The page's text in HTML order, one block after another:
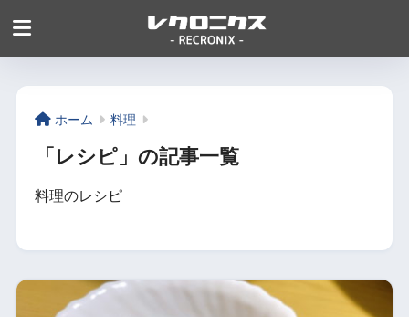
ホーム 料理
「レシピ」の記事一覧
料理のレシピ